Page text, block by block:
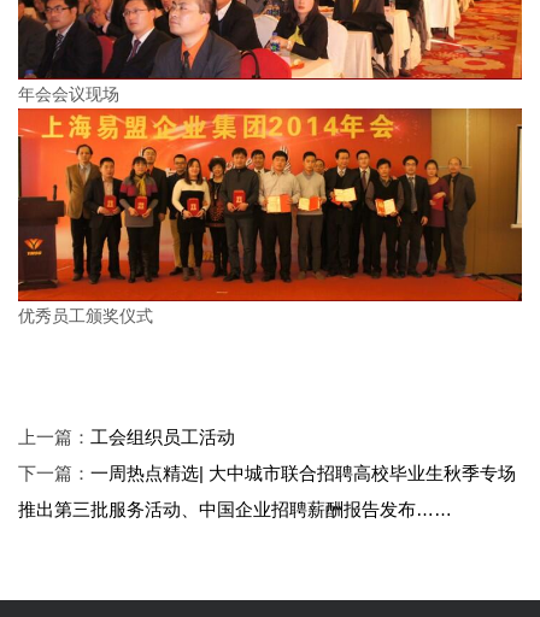
年会会议现场
优秀员工颁奖仪式
上一篇： 工会组织员工活动
下一篇： 一周热点精选| 大中城市联合招聘高校毕业生秋季专场
推出第三批服务活动、中国企业招聘薪酬报告发布……